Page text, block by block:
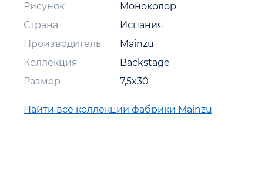
Рисунок
Моноколор
Страна
Испания
Производитель
Mainzu
Коллекция
Backstage
Размер
7,5x30
Найти все коллекции фабрики Mainzu